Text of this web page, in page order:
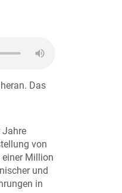
Das
Jahre
von
Million
und
in